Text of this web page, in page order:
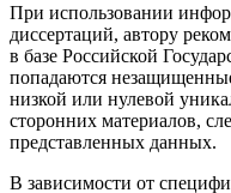
При использовании
диссертаций, автору
в базе Российской
попадаются
низкой или нулевой
сторонних материалов,
представленных данных.
В зависимости от